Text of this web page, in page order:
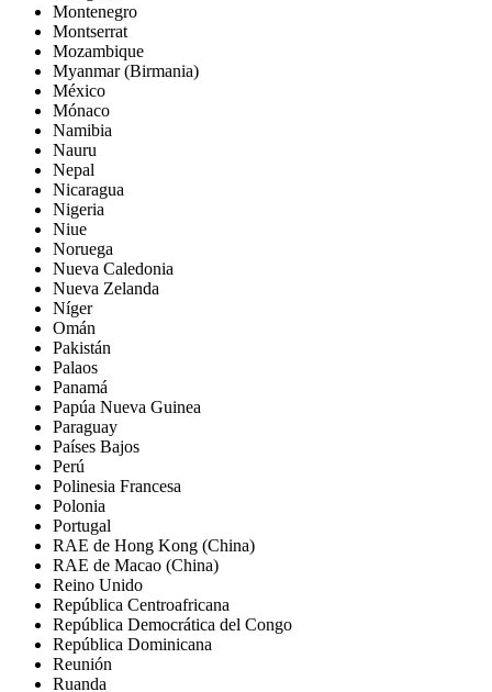
Montenegro
Montserrat
Mozambique
Myanmar (Birmania)
México
Mónaco
Namibia
Nauru
Nepal
Nicaragua
Nigeria
Niue
Noruega
Nueva Caledonia
Nueva Zelanda
Níger
Omán
Pakistán
Palaos
Panamá
Papúa Nueva Guinea
Paraguay
Países Bajos
Perú
Polinesia Francesa
Polonia
Portugal
RAE de Hong Kong (China)
RAE de Macao (China)
Reino Unido
República Centroafricana
República Democrática del Congo
República Dominicana
Reunión
Ruanda